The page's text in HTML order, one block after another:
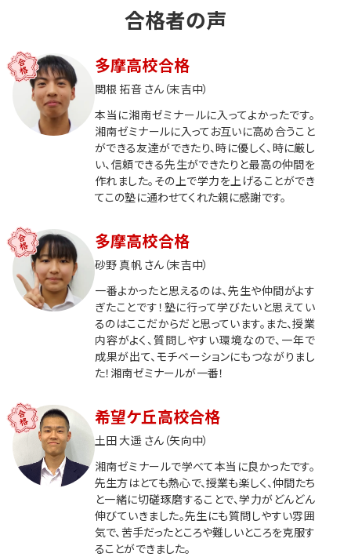
合格者の声
多摩高校合格
関根 拓音 さん（末吉中）
本当に湘南ゼミナールに入ってよかったです。
湘南ゼミナールに入ってお互いに高め合うこと
ができる友達ができたり、時に優しく、時に厳し
い、信頼できる先生ができたりと最高の仲間を
作れました。その上で学力を上げることができ
てこの塾に通わせてくれた親に感謝です。
多摩高校合格
砂野 真帆 さん（末吉中）
一番よかったと思えるのは、先生や仲間がよす
ぎたことです！塾に行って学びたいと思えてい
るのはここだからだと思っています。また、授業
内容がよく、質問しやすい環境なので、一年で
成果が出て、モチベーションにもつながりまし
た！湘南ゼミナールが一番！
希望ケ丘高校合格
土田 大遥 さん（矢向中）
湘南ゼミナールで学べて本当に良かったです。
先生方はとても熱心で、授業も楽しく、仲間たち
と一緒に切磋琢磨することで、学力がどんどん
伸びていきました。先生にも質問しやすい雰囲
気で、苦手だったところや難しいところを克服す
ることができました。